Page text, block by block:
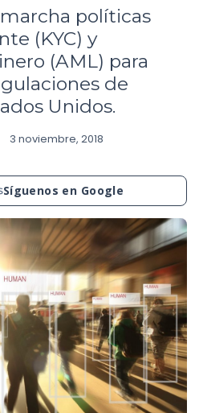
políticas
(KYC) y
(AML) para
de
Unidos.
3 noviembre, 2018
Síguenos en Google